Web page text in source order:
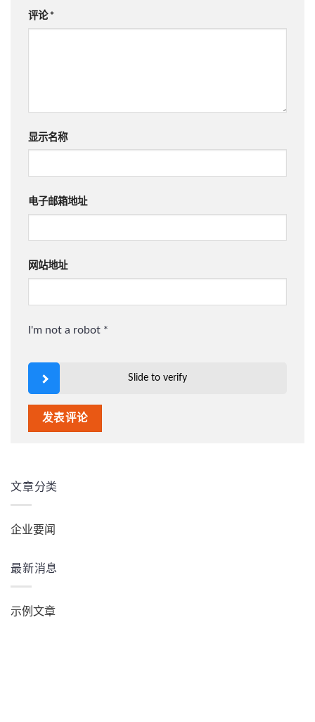
评论 *
显示名称
电子邮箱地址
网站地址
I'm not a robot *
Slide to verify
文章分类
企业要闻
最新消息
示例文章